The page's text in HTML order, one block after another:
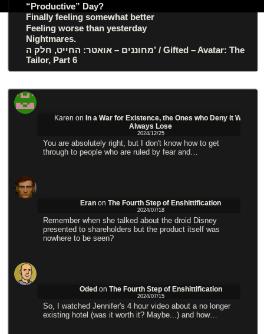
“Productive” Day?
Finally feeling somewhat better
Feeling worse than yesterday
Nightmares.
מחוננים – אואטר: החייט, חלק ה’ / Gifted – Avatar: The
Tailor, Part 6
Karen onIn a War for Existence, the Ones who Deny it Will
Always Lose
2024/12/25
You are absolutely right, but I don't know how to get
through to people who are ruled by fear and…
Eran onThe Fourth Step of Enshittification
2024/07/18
Remember when she talked about the droid Disney
presented to shareholders but the product itself was
nowhere to be seen?
Odedon The Fourth Step of Enshittification
2024/07/15
So, I watched Jennifer's 4 hour video about a no longer
existing hotel (was it worth it? Maybe...) and how…